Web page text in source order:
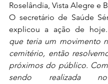
Roselândia, Vista Alegre e
O secretário de Saúde
explicou a ação de
que teria um movimento
cemitério, então
próximos do público.
sendo realizada